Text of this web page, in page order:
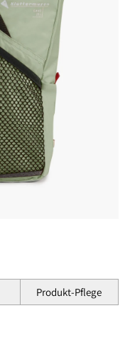
Produkt-Pflege